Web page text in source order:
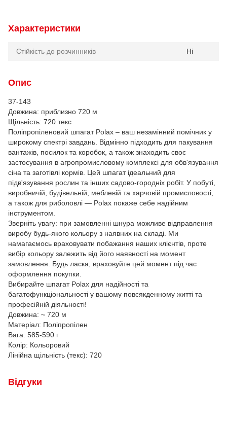
Характеристики
Стійкість до розчинників Ні
Опис
37-143
Довжина: приблизно 720 м
Щільність: 720 текс
Поліпропіленовий шпагат Polax – ваш незамінний помічник у
широкому спектрі завдань. Відмінно підходить для пакування
вантажів, посилок та коробок, а також знаходить своє
застосування в агропромисловому комплексі для обв'язування
сіна та заготівлі кормів. Цей шпагат ідеальний для
підв'язування рослин та інших садово-городніх робіт. У побуті,
виробничій, будівельній, меблевій та харчовій промисловості,
а також для риболовлі — Polax покаже себе надійним
інструментом.
Зверніть увагу: при замовленні шнура можливе відправлення
виробу будь-якого кольору з наявних на складі. Ми
намагаємось враховувати побажання наших клієнтів, проте
вибір кольору залежить від його наявності на момент
замовлення. Будь ласка, враховуйте цей момент під час
оформлення покупки.
Вибирайте шпагат Polax для надійності та
багатофункціональності у вашому повсякденному житті та
професійній діяльності!
Довжина: ~ 720 м
Матеріал: Поліпропілен
Вага: 585-590 г
Колір: Кольоровий
Лінійна щільність (текс): 720
Відгуки